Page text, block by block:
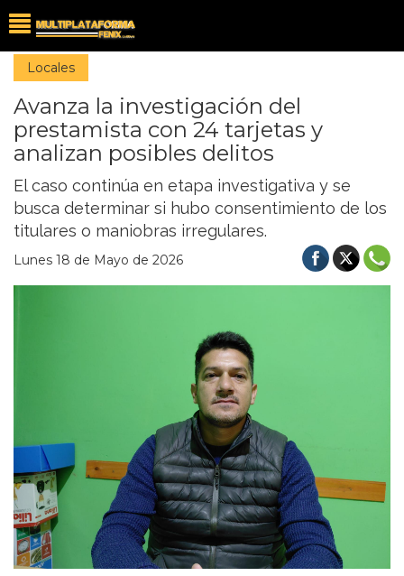
Locales
Avanza la investigación del
prestamista con 24 tarjetas y
analizan posibles delitos
El caso continúa en etapa investigativa y se
busca determinar si hubo consentimiento de los
titulares o maniobras irregulares.
Lunes 18 de Mayo de 2026